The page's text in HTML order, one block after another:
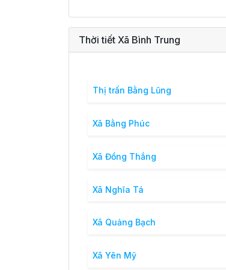
Thời tiết Xã Bình Trung
Thị trấn Bằng Lũng
Xã Bằng Phúc
Xã Đồng Thắng
Xã Nghĩa Tá
Xã Quảng Bạch
Xã Yên Mỹ